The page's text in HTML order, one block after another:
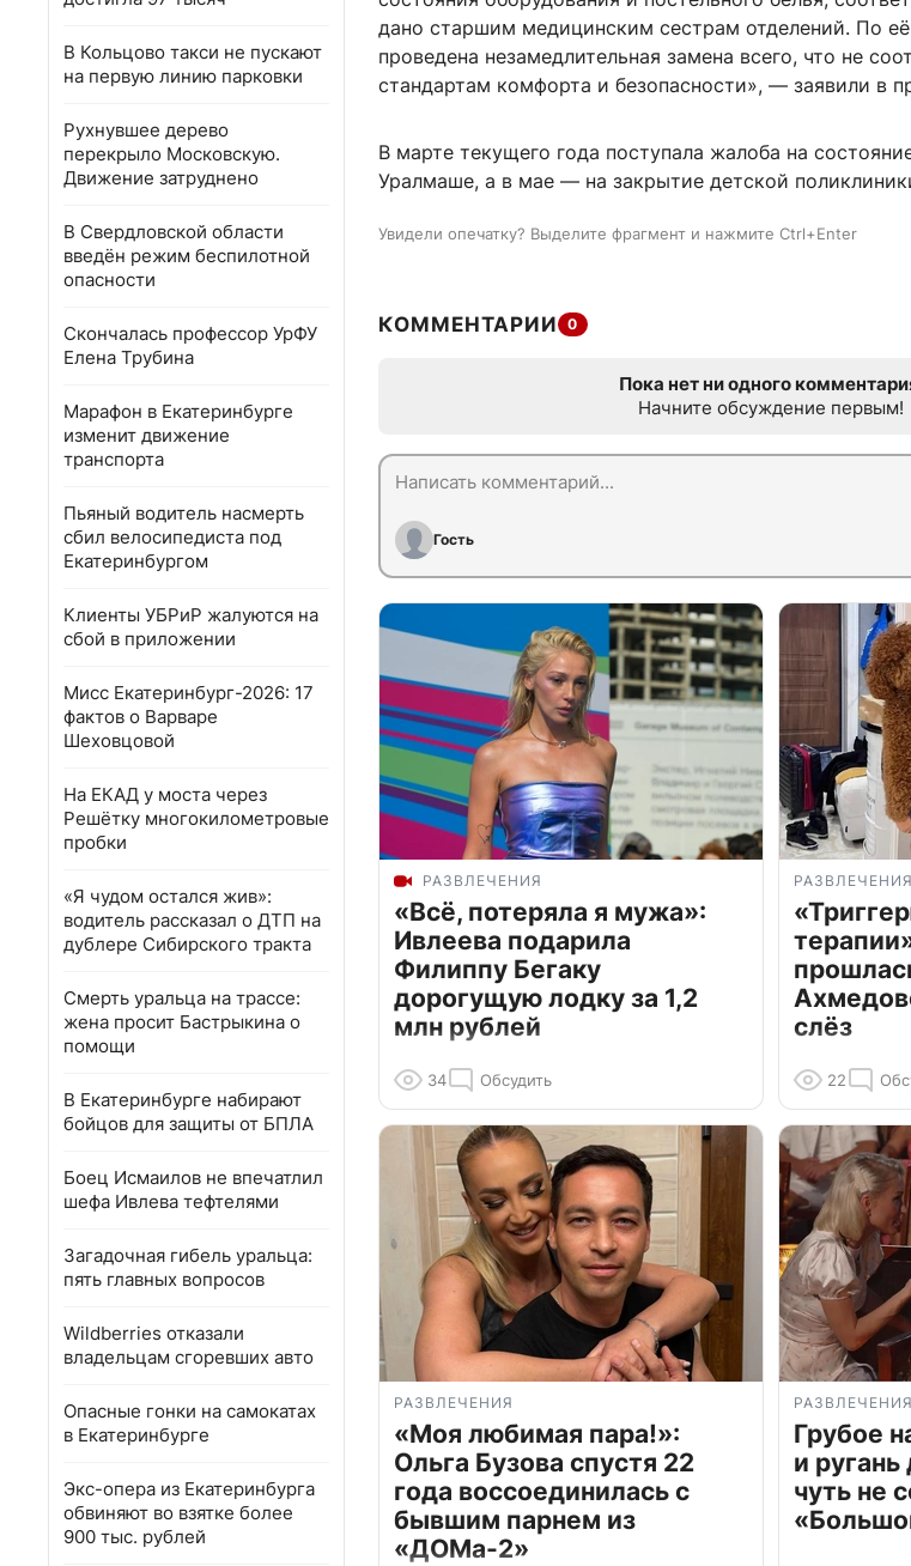
В Кольцово такси не пускают
на первую линию парковки
Рухнувшее дерево
перекрыло Московскую.
Движение затруднено
В Свердловской области
введён режим беспилотной
опасности
Скончалась профессор УрФУ
Елена Трубина
Марафон в Екатеринбурге
изменит движение
транспорта
Пьяный водитель насмерть
сбил велосипедиста под
Екатеринбургом
Клиенты УБРиР жалуются на
сбой в приложении
Мисс Екатеринбург-2026: 17
фактов о Варваре
Шеховцовой
На ЕКАД у моста через
Решётку многокилометровые
пробки
«Я чудом остался жив»:
водитель рассказал о ДТП на
дублере Сибирского тракта
Смерть уральца на трассе:
жена просит Бастрыкина о
помощи
В Екатеринбурге набирают
бойцов для защиты от БПЛА
Боец Исмаилов не впечатлил
шефа Ивлева тефтелями
Загадочная гибель уральца:
пять главных вопросов
Wildberries отказали
владельцам сгоревших авто
Опасные гонки на самокатах
в Екатеринбурге
Экс-опера из Екатеринбурга
обвиняют во взятке более
900 тыс. рублей
дано старшим медицинским сестрам отделений. По её
проведена незамедлительная замена всего, что не
стандартам комфорта и безопасности», — заявили в
В марте текущего года поступала жалоба на
Уралмаше, а в мае — на закрытие детской
Увидели опечатку? Выделите фрагмент и нажмите Ctrl+Enter
КОММЕНТАРИИ 0
Пока нет ни одного
Начните обсуждение первым!
Гость
РАЗВЛЕЧЕНИЯ
«Всё, потеряла я мужа»:
Ивлеева подарила
Филиппу Бегаку
дорогущую лодку за 1,2
млн рублей
34 Обсудить
РАЗВЛЕЧЕНИЯ
слёз
22
РАЗВЛЕЧЕНИЯ
«Моя любимая пара!»:
Ольга Бузова спустя 22
года воссоединилась с
бывшим парнем из
«ДОМа-2»
РАЗВЛЕЧЕНИЯ
Грубое
и
чуть не